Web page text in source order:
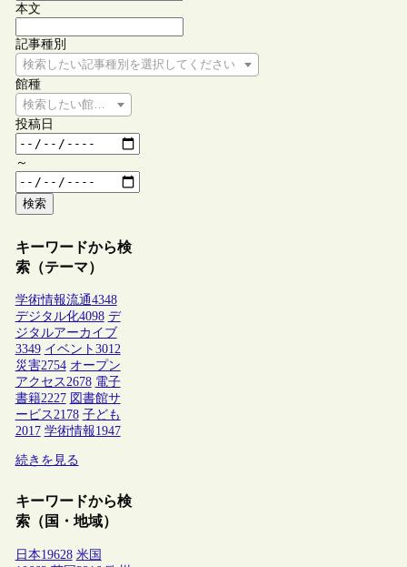
本文
記事種別
検索したい記事種別を選択してください
館種
検索したい館種を選択してください
投稿日
～
検索
キーワードから検
索（テーマ）
学術情報流通4348
デジタル化4098 デ
ジタルアーカイブ
3349 イベント 3012
災害2754 オープン
アクセス2678 電子
書籍2227 図書館サ
ービス2178 子ども
2017 学術情報1947
続きを見る
キーワードから検
索（国・地域）
日本19628 米国